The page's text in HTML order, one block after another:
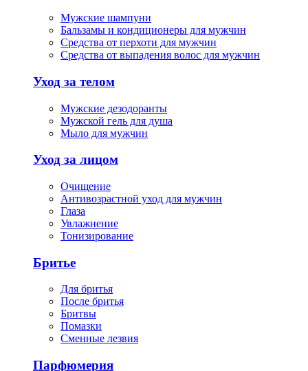
Мужские шампуни
Бальзамы и кондиционеры для мужчин
Средства от перхоти для мужчин
Средства от выпадения волос для мужчин
Уход за телом
Мужские дезодоранты
Мужской гель для душа
Мыло для мужчин
Уход за лицом
Очищение
Антивозрастной уход для мужчин
Глаза
Увлажнение
Тонизирование
Бритье
Для бритья
После бритья
Бритвы
Помазки
Сменные лезвия
Парфюмерия